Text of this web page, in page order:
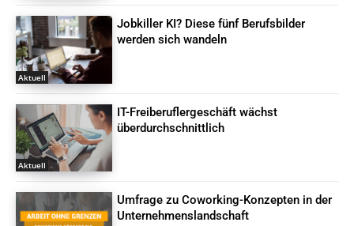
Aktuell
Jobkiller KI? Diese fünf Berufsbilder
werden sich wandeln
Aktuell
IT-Freiberuflergeschäft wächst
überdurchschnittlich
Umfrage zu Coworking-Konzepten in der
Unternehmenslandschaft